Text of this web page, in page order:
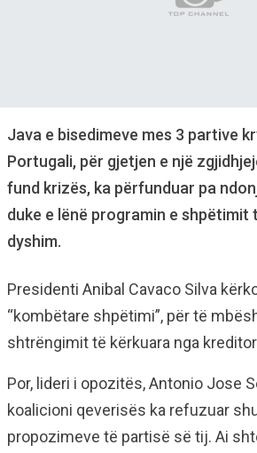
Java e bisedimeve mes 3 partive
Portugali, për gjetjen e një
fund krizës, ka përfunduar pa
duke e lënë programin e shpëtimit
dyshim.
Presidenti Anibal Cavaco Silva
“kombëtare shpëtimi”, për të
shtrëngimit të kërkuara nga
Por, lideri i opozitës, Antonio Jose
koalicioni qeverisës ka refuzuar
propozimeve të partisë së tij. Ai